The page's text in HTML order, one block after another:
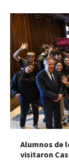
Alumnos de
visitaron